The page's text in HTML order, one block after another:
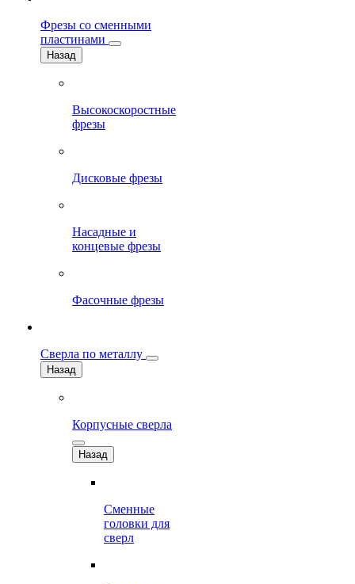
Фрезы со сменными
пластинами
Назад
Высокоскоростные
фрезы
Дисковые фрезы
Насадные и
концевые фрезы
Фасочные фрезы
Сверла по металлу
Назад
Корпусные сверла
Назад
Сменные
головки для
сверл